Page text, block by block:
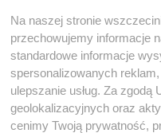
Na naszej stronie
przechowujemy informacje
standardowe informacje
spersonalizowanych
ulepszanie usług. Za
geolokalizacyjnych oraz
cenimy Twoją prywatność,